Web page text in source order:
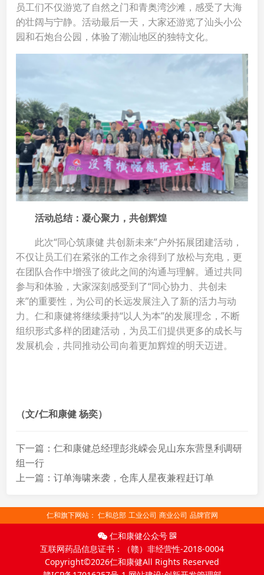
员工们不仅游览了自然之门和青奥湾沙滩，感受了大海
的壮阔与宁静。活动最后一天，大家还游览了汕头小公
园和石炮台公园，体验了潮汕地区的独特文化。
活动总结：凝心聚力，共创辉煌
此次“同心筑康健 共创新未来”户外拓展团建活动，
不仅让员工们在紧张的工作之余得到了放松与充电，更
在团队合作中增强了彼此之间的沟通与理解。通过共同
参与和体验，大家深刻感受到了“同心协力、共创未
来”的重要性，为公司的长远发展注入了新的活力与动
力。仁和康健将继续秉持“以人为本”的发展理念，不断
组织形式多样的团建活动，为员工们提供更多的成长与
发展机会，共同推动公司向着更加辉煌的明天迈进。
（文/仁和康健 杨奕）
下一篇：仁和康健总经理彭兆嵘会见山东东营垦利调研
组一行
上一篇：订单海啸来袭，仓库人星夜兼程赶订单
仁和旗下网站： 仁和总部 工业公司 商业公司 品牌官网
仁和康健公众号
互联网药品信息证书：（赣）非经营性-2018-0004
Copyright©2026仁和康健All Rights Reserved